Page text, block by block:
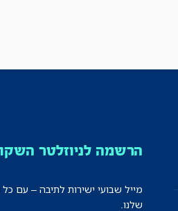
הרשמה לניוזלטר
מייל שבועי ישירות לתיבה – עם
שלנו.